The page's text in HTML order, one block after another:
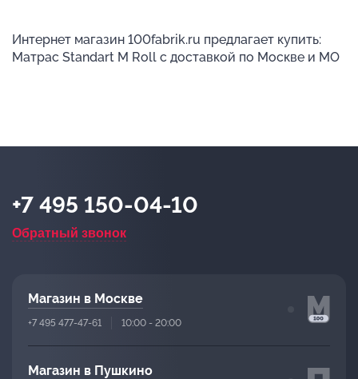
Интернет магазин 100fabrik.ru предлагает купить:
Матрас Standart M Roll с доставкой по Москве и МО
+7 495 150-04-10
Обратный звонок
Магазин в Москве
+7 495 477-47-61 10:00 - 20:00
Магазин в Пушкино